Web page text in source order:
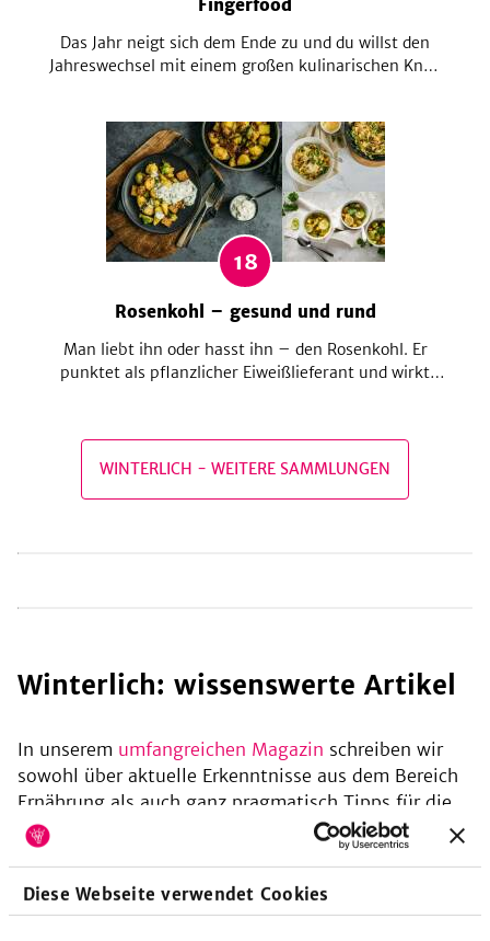
Diese Webseite verwendet Cookies
Fingerfood
Das Jahr neigt sich dem Ende zu und du willst den
Jahreswechsel mit einem großen kulinarischen Knall
ihren Lauf – wir wissen ja wie hungrig Tanzen macht!
Nie bist du leckerer ins neue Jahr gerutscht!
18
Rosenkohl – gesund und rund
Man liebt ihn oder hasst ihn – den Rosenkohl. Er
punktet als pflanzlicher Eiweißlieferant und wirkt
bei uns auf den Tisch kommen. Lass dich jetzt von
unseren leckeren Rosenkohl Rezepten begeistern.
WINTERLICH - WEITERE SAMMLUNGEN
winterlich: wissenswerte Artikel
In unserem umfangreichen Magazin schreiben wir
sowohl über aktuelle Erkenntnisse aus dem Bereich
Ernährung als auch ganz pragmatisch Tipps für die
Küche. Unsere Autoren, z. B.
SarahCooks,
SimonCooks
, schreiben Artikel
wie diese rund ums Thema "winterlich".